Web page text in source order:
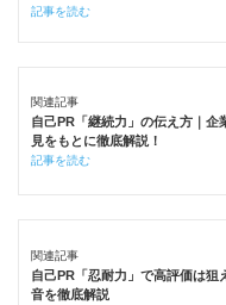
記事を読む
関連記事
自己PR「継続力」の伝え方｜企
見をもとに徹底解説！
記事を読む
関連記事
自己PR「忍耐力」で高評価は狙
音を徹底解説